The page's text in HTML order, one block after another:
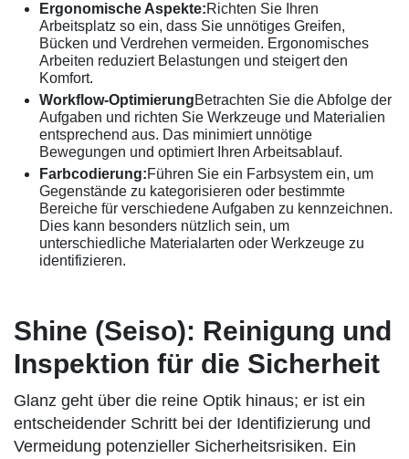
Ergonomische Aspekte:Richten Sie Ihren
Arbeitsplatz so ein, dass Sie unnötiges Greifen,
Bücken und Verdrehen vermeiden. Ergonomisches
Arbeiten reduziert Belastungen und steigert den
Komfort.
Workflow-OptimierungBetrachten Sie die Abfolge der
Aufgaben und richten Sie Werkzeuge und Materialien
entsprechend aus. Das minimiert unnötige
Bewegungen und optimiert Ihren Arbeitsablauf.
Farbcodierung:Führen Sie ein Farbsystem ein, um
Gegenstände zu kategorisieren oder bestimmte
Bereiche für verschiedene Aufgaben zu kennzeichnen.
Dies kann besonders nützlich sein, um
unterschiedliche Materialarten oder Werkzeuge zu
identifizieren.
Shine (Seiso): Reinigung und
Inspektion für die Sicherheit
Glanz geht über die reine Optik hinaus; er ist ein
entscheidender Schritt bei der Identifizierung und
Vermeidung potenzieller Sicherheitsrisiken. Ein